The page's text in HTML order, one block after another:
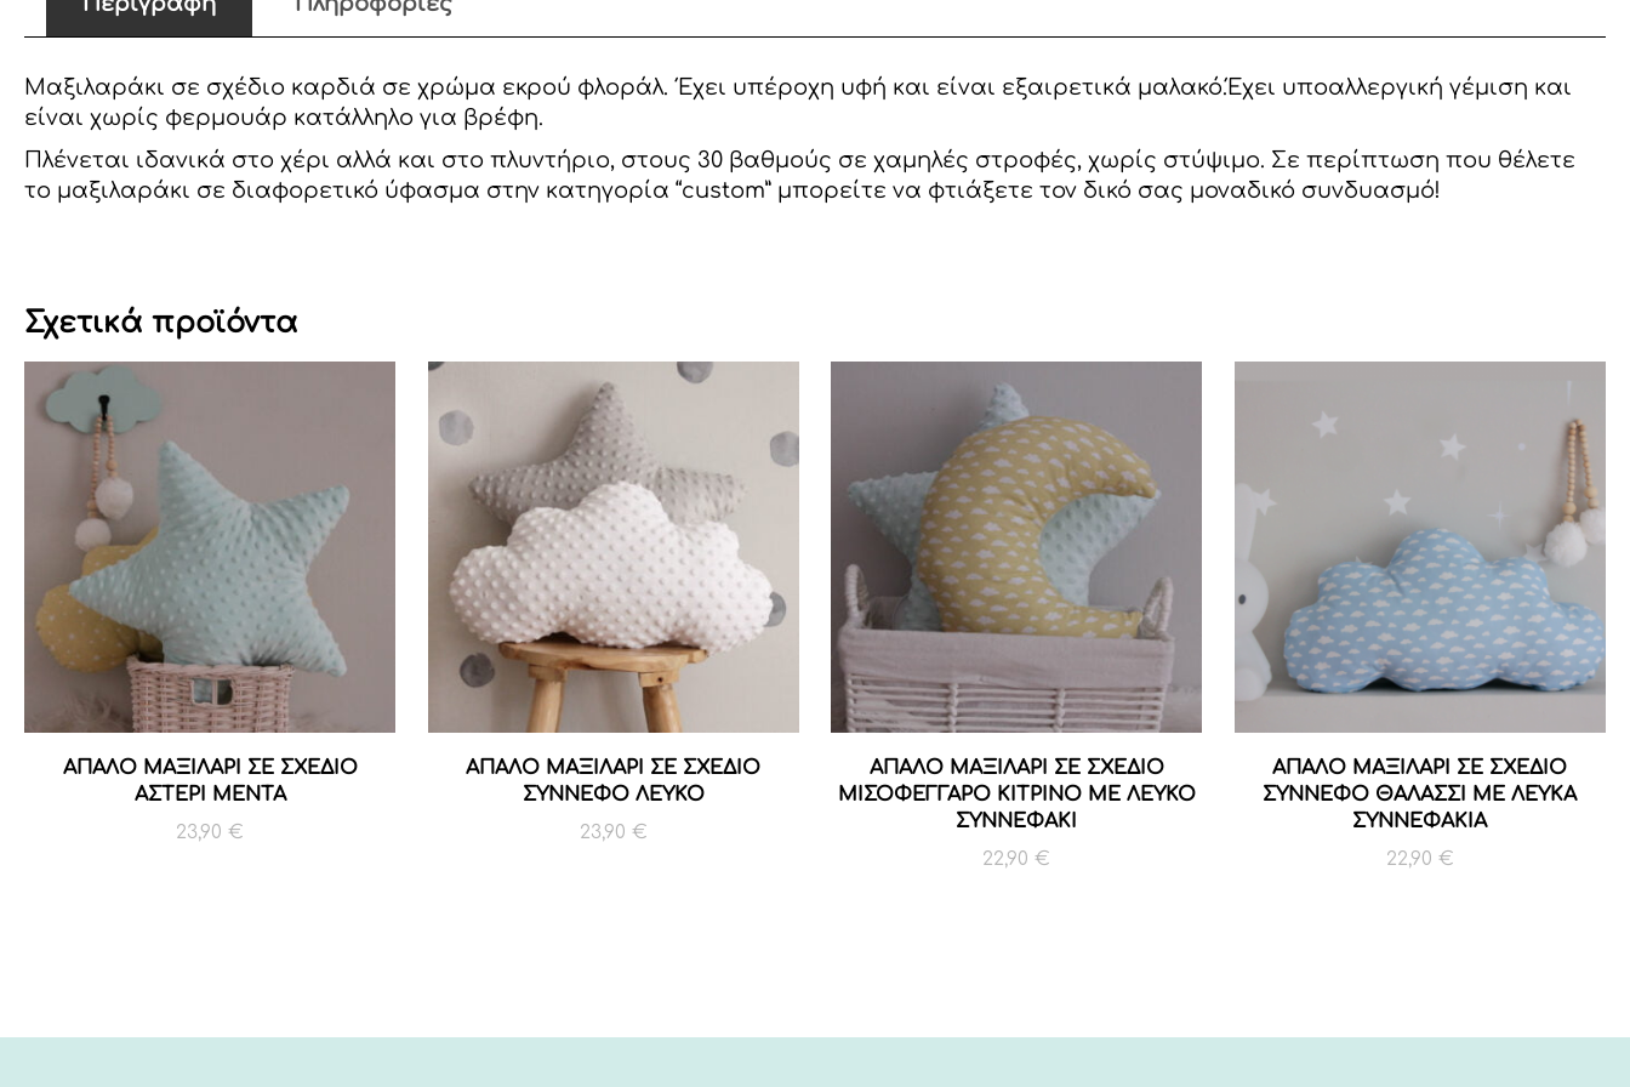
Μαξιλαράκι σε σχέδιο καρδιά σε χρώμα εκρού φλοράλ. Έχει υπέροχη υφή και είναι εξαιρετικά μαλακό.Έχει υποαλλεργική γέμιση και
είναι χωρίς φερμουάρ κατάλληλο για βρέφη.
Πλένεται ιδανικά στο χέρι αλλά και στο πλυντήριο, στους 30 βαθμούς σε χαμηλές στροφές, χωρίς στύψιμο. Σε περίπτωση που θέλετε
το μαξιλαράκι σε διαφορετικό ύφασμα στην κατηγορία “custom” μπορείτε να φτιάξετε τον δικό σας μοναδικό συνδυασμό!
Σχετικά προϊόντα
ΑΠΑΛΟ ΜΑΞΙΛΑΡΙ ΣΕ ΣΧΕΔΙΟ
ΑΣΤΕΡΙ ΜΕΝΤΑ
23,90 €
ΑΠΑΛΟ ΜΑΞΙΛΑΡΙ ΣΕ ΣΧΕΔΙΟ
ΣΥΝΝΕΦΟ ΛΕΥΚΟ
23,90 €
ΑΠΑΛΟ ΜΑΞΙΛΑΡΙ ΣΕ ΣΧΕΔΙΟ
ΜΙΣΟΦΕΓΓΑΡΟ ΚΙΤΡΙΝΟ ΜΕ ΛΕΥΚΟ
ΣΥΝΝΕΦΑΚΙ
22,90€
ΑΠΑΛΟ ΜΑΞΙΛΑΡΙ ΣΕ ΣΧΕΔΙΟ
ΣΥΝΝΕΦΟ ΘΑΛΑΣΣΙ ΜΕ ΛΕΥΚΑ
ΣΥΝΝΕΦΑΚΙΑ
22,90 €